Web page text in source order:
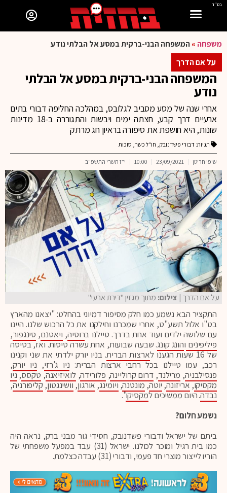
בס"ד
משפחה »המשפחה הבני-ברקית במסע אל הבלתי נודע
על אם הדרך
המשפחה הבני-ברקית במסע אל הבלתי
נודע
אחרי שנה של מסע מסביב לגלובס, במהלכה החליפה דבורי בתים
ארעיים דרך קבע, חצתה ימים ויבשות והתגוררה ב-18 מדינות
שונות, היא חושפת את סיפורה בראיון חג מרתק
תגיות: דבורי פשדנובק, חו"ל כשר, סוכות
שיפי חריטן 23/09/2021
10:00 י"ז תשרי התשפ"ב
על אם הדרך | צילום: מתוך מגזין "דירת ארעי"
התקציר הבא נשמע כמו חלק מסיפור דמיוני בהחלט: "יצאנו מהארץ
בט"ו אלול תשע"ט, אחרי שמכרנו וחילקנו את כל הרכוש שלנו. היינו
עם שלושה ילדים ועוד אחת בדרך. טיילנו ברוסיה, ויאטנם, סינגפור,
פיליפינים והונג קונג. שבעה שבועות, אחת עשרה טיסות. ואז, בטיסה
של 16 שעות הגענו ל
ארצות הברית. בניו יורק ילדתי את שני וקנינו
רכב, עמו טיילנו בכל רחבי ארצות הברית: ניו ג'רזי, ניו יורק,
פנסילבניה, מרילנד, דרום קרוליינה, פלורידה,לואיזיאנה, טקסס,ניו
מקסיקו,אריזונה,יוטה,מונטנה,ויומינג,אורגון,וושינגטון, קליפורניה,
נבדה. היום ממשיכים למקסיקו".
נשמע חלום?
ביתם של ישראל ודבורי פשדנובק, חסידי גור מבני ברק, נראה היה
כמו בית רגיל ומוכר לכולנו. ישראל (31) עבד במפעל משפחתי של
הוריו לייצור מוצרי חד פעמי, ודבורי (31) עבדה כצלמת.